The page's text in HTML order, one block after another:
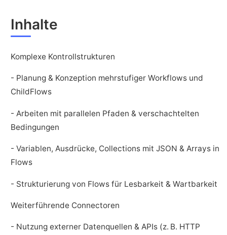
Inhalte
Komplexe Kontrollstrukturen
- Planung & Konzeption mehrstufiger Workflows und
ChildFlows
- Arbeiten mit parallelen Pfaden & verschachtelten
Bedingungen
- Variablen, Ausdrücke, Collections mit JSON & Arrays in
Flows
- Strukturierung von Flows für Lesbarkeit & Wartbarkeit
Weiterführende Connectoren
- Nutzung externer Datenquellen & APIs (z. B. HTTP